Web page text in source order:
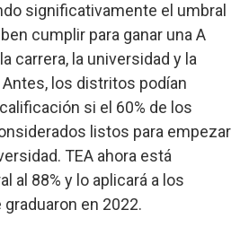
significativamente el umbral
cumplir para ganar una A
carrera, la universidad y la
los distritos podían
si el 60% de los
listos para empezar
TEA ahora está
al 88% y lo aplicará a los
en 2022.